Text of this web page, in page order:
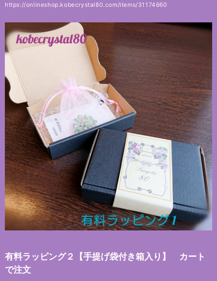
https://onlineshop.kobecrystal80.com/items/31174660
有料ラッピング２【手提げ袋付き箱入り】 カート
で注文